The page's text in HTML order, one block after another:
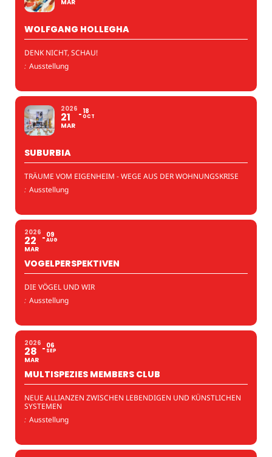
MAR
WOLFGANG HOLLEGHA
DENK NICHT, SCHAU!
: Ausstellung
2026
21
MAR
18
OCT
SUBURBIA
TRÄUME VOM EIGENHEIM - WEGE AUS DER WOHNUNGSKRISE
: Ausstellung
2026
22
MAR
09
AUG
VOGELPERSPEKTIVEN
DIE VÖGEL UND WIR
: Ausstellung
2026
28
MAR
06
SEP
MULTISPEZIES MEMBERS CLUB
NEUE ALLIANZEN ZWISCHEN LEBENDIGEN UND KÜNSTLICHEN
SYSTEMEN
: Ausstellung